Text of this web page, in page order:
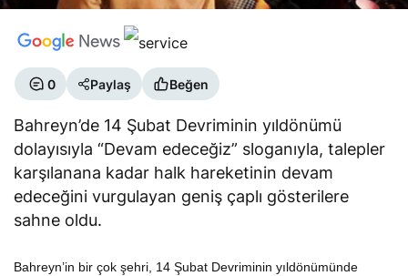
0 Paylaş Beğen
Bahreyn’de 14 Şubat Devriminin yıldönümü
dolayısıyla “Devam edeceğiz” sloganıyla, talepler
karşılanana kadar halk hareketinin devam
edeceğini vurgulayan geniş çaplı gösterilere
sahne oldu.
Bahreyn’in bir çok şehri, 14 Şubat Devriminin yıldönümünde